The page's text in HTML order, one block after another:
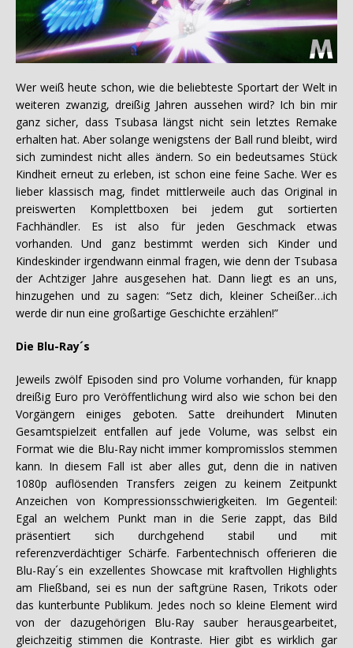
Wer weiß heute schon, wie die beliebteste Sportart der Welt in
weiteren zwanzig, dreißig Jahren aussehen wird? Ich bin mir
ganz sicher, dass Tsubasa längst nicht sein letztes Remake
erhalten hat. Aber solange wenigstens der Ball rund bleibt, wird
sich zumindest nicht alles ändern. So ein bedeutsames Stück
Kindheit erneut zu erleben, ist schon eine feine Sache. Wer es
lieber klassisch mag, findet mittlerweile auch das Original in
preiswerten Komplettboxen bei jedem gut sortierten
Fachhändler. Es ist also für jeden Geschmack etwas
vorhanden. Und ganz bestimmt werden sich Kinder und
Kindeskinder irgendwann einmal fragen, wie denn der Tsubasa
der Achtziger Jahre ausgesehen hat. Dann liegt es an uns,
hinzugehen und zu sagen: “Setz dich, kleiner Scheißer…ich
werde dir nun eine großartige Geschichte erzählen!”
Die Blu-Ray´s
Jeweils zwölf Episoden sind pro Volume vorhanden, für knapp
dreißig Euro pro Veröffentlichung wird also wie schon bei den
Vorgängern einiges geboten. Satte dreihundert Minuten
Gesamtspielzeit entfallen auf jede Volume, was selbst ein
Format wie die Blu-Ray nicht immer kompromisslos stemmen
kann. In diesem Fall ist aber alles gut, denn die in nativen
1080p auflösenden Transfers zeigen zu keinem Zeitpunkt
Anzeichen von Kompressionsschwierigkeiten. Im Gegenteil:
Egal an welchem Punkt man in die Serie zappt, das Bild
präsentiert sich durchgehend stabil und mit
referenzverdächtiger Schärfe. Farbentechnisch offerieren die
Blu-Ray´s ein exzellentes Showcase mit kraftvollen Highlights
am Fließband, sei es nun der saftgrüne Rasen, Trikots oder
das kunterbunte Publikum. Jedes noch so kleine Element wird
von der dazugehörigen Blu-Ray sauber herausgearbeitet,
gleichzeitig stimmen die Kontraste. Hier gibt es wirklich gar